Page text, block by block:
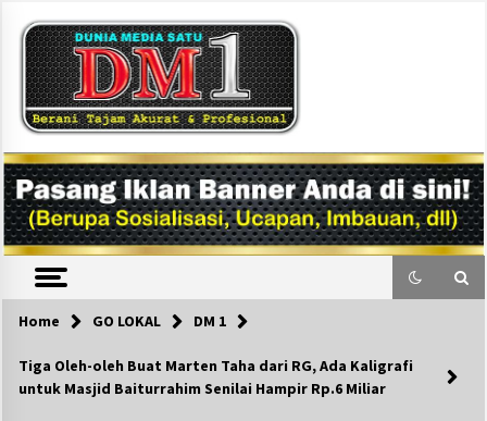
content
DM1
Home GO LOKAL DM 1
Tiga Oleh-oleh Buat Marten Taha dari RG, Ada Kaligrafi
untuk Masjid Baiturrahim Senilai Hampir Rp.6 Miliar